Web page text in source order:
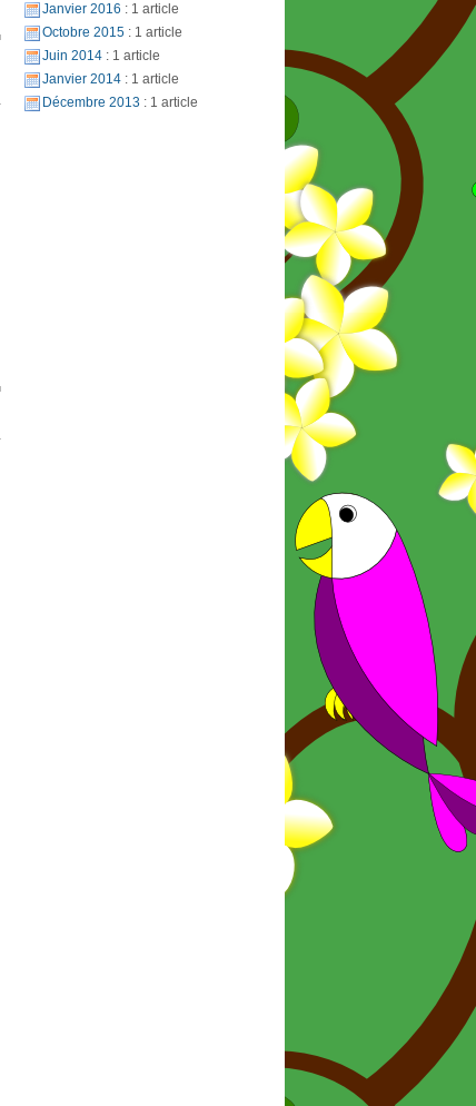
Janvier 2016 : 1 article
Octobre 2015 : 1 article
Juin 2014 : 1 article
Janvier 2014 : 1 article
Décembre 2013 : 1 article